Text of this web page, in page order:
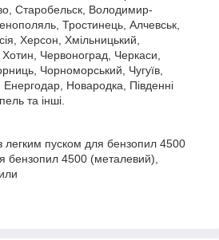
Старобельск, Володимир-
Тростинець, Алчевськ,
Херсон, Хмільницький,
Червоноград, Черкаси,
Чорноморський, Чугуїв,
Новародка, Південні
та інші.
легким пуском для бензопил 4500
бензопил 4500 (металевий),